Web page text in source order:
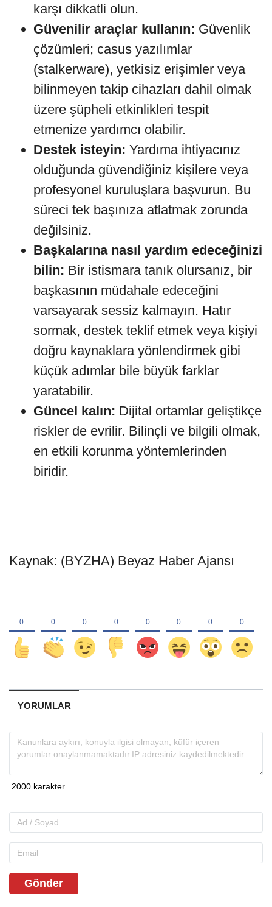
karşı dikkatli olun.
Güvenilir araçlar kullanın: Güvenlik
çözümleri; casus yazılımlar
(stalkerware), yetkisiz erişimler veya
bilinmeyen takip cihazları dahil olmak
üzere şüpheli etkinlikleri tespit
etmenize yardımcı olabilir.
Destek isteyin: Yardıma ihtiyacınız
olduğunda güvendiğiniz kişilere veya
profesyonel kuruluşlara başvurun. Bu
süreci tek başınıza atlatmak zorunda
değilsiniz.
Başkalarına nasıl yardım edeceğinizi
bilin: Bir istismara tanık olursanız, bir
başkasının müdahale edeceğini
varsayarak sessiz kalmayın. Hatır
sormak, destek teklif etmek veya kişiyi
doğru kaynaklara yönlendirmek gibi
küçük adımlar bile büyük farklar
yaratabilir.
Güncel kalın: Dijital ortamlar geliştikçe
riskler de evrilir. Bilinçli ve bilgili olmak,
en etkili korunma yöntemlerinden
biridir.
Kaynak: (BYZHA) Beyaz Haber Ajansı
YORUMLAR
Gönder